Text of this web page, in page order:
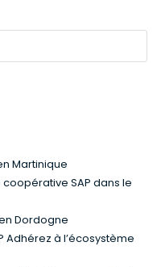
Martinique
SAP dans le
Dordogne
Adhérez à l’écosystème